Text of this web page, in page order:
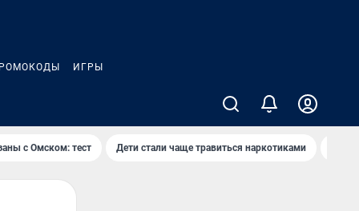
ИГРЫ
с Омском: тест Дети стали чаще травиться наркотиками